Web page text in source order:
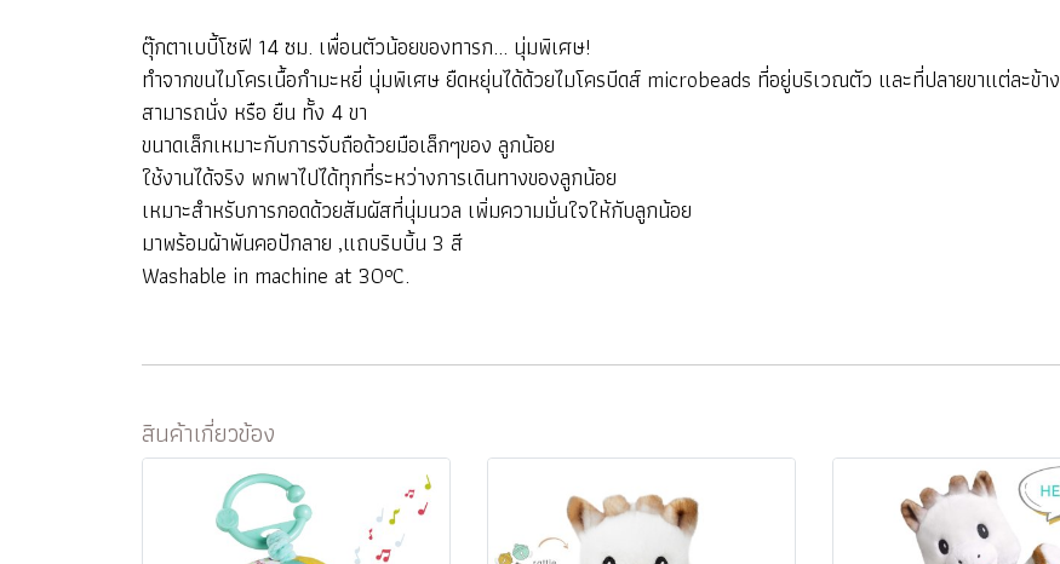
ตุ๊กตาเบบี้โซฟี 14 ซม. เพื่อนตัวน้อยของทารก... นุ่มพิเศษ!
ทำจากขนไมโครเนื้อกำมะหยี่ นุ่มพิเศษ ยืดหยุ่นได้ด้วยไมโครบีดส์ microbeads ที่อยู่บริเวณตัว และที่ปลายขาแต่ละข้าง
สามารถนั่ง หรือ ยืน ทั้ง 4 ขา
ขนาดเล็กเหมาะกับการจับถือด้วยมือเล็กๆของ ลูกน้อย
ใช้งานได้จริง พกพาไปได้ทุกที่ระหว่างการเดินทางของลูกน้อย
เหมาะสำหรับการกอดด้วยสัมผัสที่นุ่มนวล เพิ่มความมั่นใจให้กับลูกน้อย
มาพร้อมผ้าพันคอปักลาย ,แถบริบบิ้น 3 สี
Washable in machine at 30°C.
สินค้าเกี่ยวข้อง